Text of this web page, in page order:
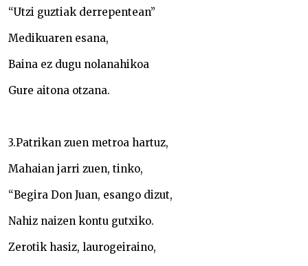
“Utzi guztiak derrepentean”
Medikuaren esana,
Baina ez dugu nolanahikoa
Gure aitona otzana.
3.Patrikan zuen metroa hartuz,
Mahaian jarri zuen, tinko,
“Begira Don Juan, esango dizut,
Nahiz naizen kontu gutxiko.
Zerotik hasiz, laurogeiraino,